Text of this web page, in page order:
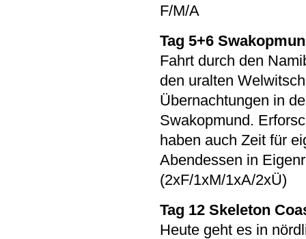
F/M/A
Tag 5+6
Fahrt durch den
den uralten
Übernachtungen in
Swakopmund.
haben auch Zeit für
Abendessen in
(2xF/1xM/1xA/2xÜ)
Tag 12 Skeleton
Heute geht es in